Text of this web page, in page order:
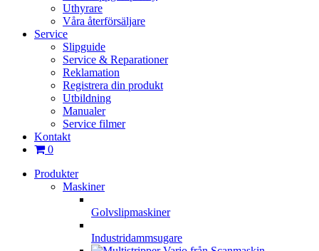
Uthyrare
Våra återförsäljare
Service
Slipguide
Service & Reparationer
Reklamation
Registrera din produkt
Utbildning
Manualer
Service filmer
Kontakt
0
Produkter
Maskiner
Golvslipmaskiner
Industridammsugare